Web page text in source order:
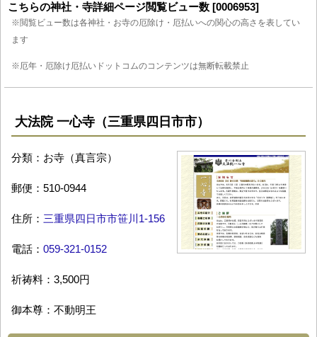
こちらの神社・寺詳細ページ閲覧ビュー数 [0006953]
※閲覧ビュー数は各神社・お寺の厄除け・厄払いへの関心の高さを表してい
ます
※厄年・厄除け厄払いドットコムのコンテンツは無断転載禁止
大法院 一心寺（三重県四日市市）
分類：お寺（真言宗）
郵便：510-0944
住所： 三重県四日市市笹川1-156
電話： 059-321-0152
祈祷料：3,500円
御本尊：不動明王